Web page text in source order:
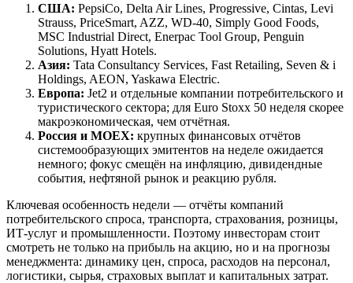
США: PepsiCo, Delta Air Lines, Progressive, Cintas, Levi
Strauss, PriceSmart, AZZ, WD-40, Simply Good Foods,
MSC Industrial Direct, Enerpac Tool Group, Penguin
Solutions, Hyatt Hotels.
Азия: Tata Consultancy Services, Fast Retailing, Seven & i
Holdings, AEON, Yaskawa Electric.
Европа: Jet2 и отдельные компании потребительского и
туристического сектора; для Euro Stoxx 50 неделя скорее
макроэкономическая, чем отчётная.
Россия и MOEX: крупных финансовых отчётов
системообразующих эмитентов на неделе ожидается
немного; фокус смещён на инфляцию, дивидендные
события, нефтяной рынок и реакцию рубля.
Ключевая особенность недели — отчёты компаний
потребительского спроса, транспорта, страхования, розницы,
ИТ-услуг и промышленности. Поэтому инвесторам стоит
смотреть не только на прибыль на акцию, но и на прогнозы
менеджмента: динамику цен, спроса, расходов на персонал,
логистики, сырья, страховых выплат и капитальных затрат.